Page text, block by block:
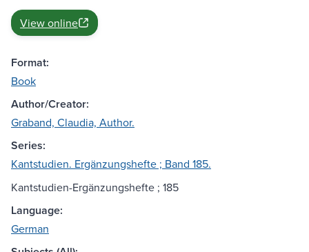
View online
Format:
Book
Author/Creator:
Graband, Claudia, Author.
Series:
Kantstudien. Ergänzungshefte ; Band 185.
Kantstudien-Ergänzungshefte ; 185
Language:
German